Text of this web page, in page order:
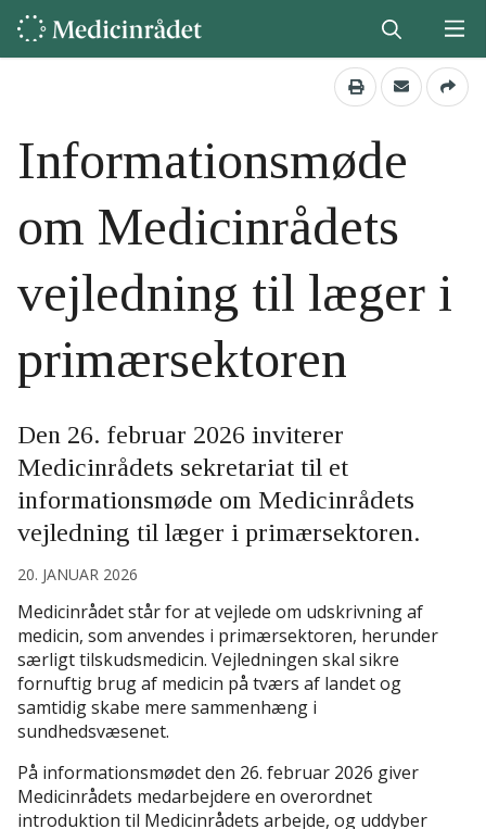
Informationsmøde
om Medicinrådets
vejledning til læger i
primærsektoren
Den 26. februar 2026 inviterer
Medicinrådets sekretariat til et
informationsmøde om Medicinrådets
vejledning til læger i primærsektoren.
20. JANUAR 2026
Medicinrådet står for at vejlede om udskrivning af
medicin, som anvendes i primærsektoren, herunder
særligt tilskudsmedicin. Vejledningen skal sikre
fornuftig brug af medicin på tværs af landet og
samtidig skabe mere sammenhæng i
sundhedsvæsenet.
På informationsmødet den 26. februar 2026 giver
Medicinrådets medarbejdere en overordnet
introduktion til Medicinrådets arbejde, og uddyber